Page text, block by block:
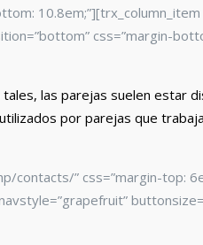
css=”margin-
las parejas suelen estar
por parejas que
contacts/” css=”margin-top: